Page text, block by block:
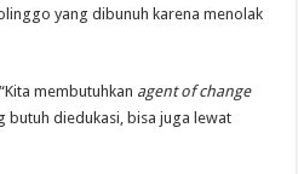
yang dibunuh karena menolak
membutuhkan agent of change
butuh diedukasi, bisa juga lewat